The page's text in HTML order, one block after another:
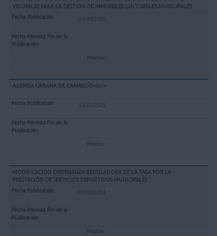
VECINALES PARA LA GESTIÓN DE INMUEBLES CULTURALES MUNICIPALES
04/09/2025
Mostrar
AGENDA URBANA DE CAMARGO<br/>
19/02/2025
Mostrar
MODIFICACION ORDENANZA REGULADORA DE LA TASA POR LA
PRESTACIÓN DE SERVICIOS DEPORTIVOS MUNICIPALES
07/03/2024
Mostrar